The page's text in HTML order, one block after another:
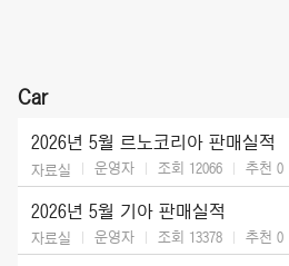
Car
2026년 5월 르노코리아 판매실적
자료실 운영자 조회 12066 추천 0
2026년 5월 기아 판매실적
자료실 운영자 조회 13378 추천 0